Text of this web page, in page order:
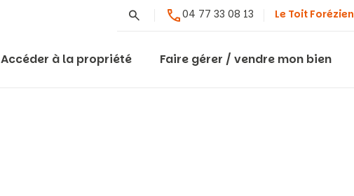
Rechercher04 77 33 08 13 Le Toit Forézien
Accéder à la propriété Faire gérer / vendre mon bien